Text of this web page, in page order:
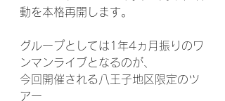
動を本格再開します。
グループとしては1年4ヵ月振りのワ
ンマンライブとなるのが、
今回開催される八王子地区限定のツ
アー